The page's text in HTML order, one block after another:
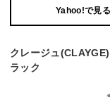
Yahoo!で見る
クレージュ
ラック